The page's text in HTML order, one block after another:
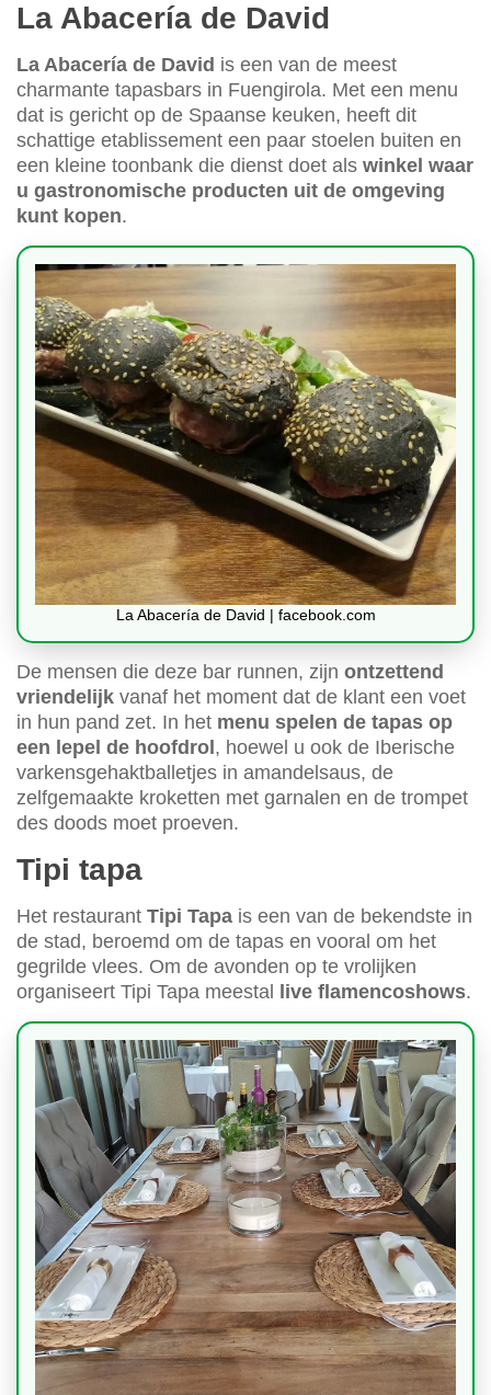
La Abacería de David
La Abacería de David is een van de meest
charmante tapasbars in Fuengirola. Met een menu
dat is gericht op de Spaanse keuken, heeft dit
schattige etablissement een paar stoelen buiten en
een kleine toonbank die dienst doet als winkel waar
u gastronomische producten uit de omgeving
kunt kopen.
La Abacería de David | facebook.com
De mensen die deze bar runnen, zijn ontzettend
vriendelijk vanaf het moment dat de klant een voet
in hun pand zet. In het menu spelen de tapas op
een lepel de hoofdrol, hoewel u ook de Iberische
varkensgehaktballetjes in amandelsaus, de
zelfgemaakte kroketten met garnalen en de trompet
des doods moet proeven.
Tipi tapa
Het restaurant Tipi Tapa is een van de bekendste in
de stad, beroemd om de tapas en vooral om het
gegrilde vlees. Om de avonden op te vrolijken
organiseert Tipi Tapa meestal live flamencoshows.